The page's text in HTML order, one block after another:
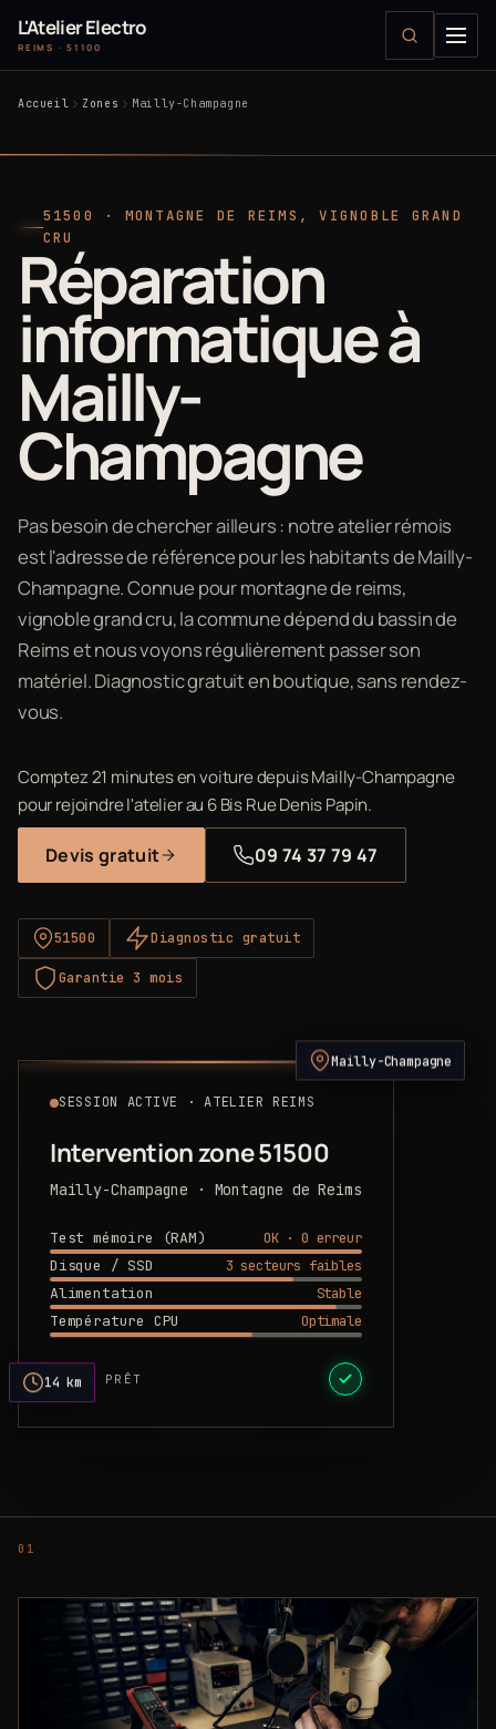
L'Atelier Electro
REIMS · 51100
Accueil Zones Mailly-Champagne
51500 · MONTAGNE DE REIMS, VIGNOBLE GRAND
CRU
Réparation
informatique à
Mailly-
Champagne
Pas besoin de chercher ailleurs : notre atelier rémois
est l'adresse de référence pour les habitants de Mailly-
Champagne. Connue pour montagne de reims,
vignoble grand cru, la commune dépend du bassin de
Reims et nous voyons régulièrement passer son
matériel. Diagnostic gratuit en boutique, sans rendez-
vous.
Comptez 21 minutes en voiture depuis Mailly-Champagne
pour rejoindre l'atelier au 6 Bis Rue Denis Papin.
Devis gratuit 09 74 37 79 47
51500 Diagnostic gratuit
Garantie 3 mois
SESSION ACTIVE · ATELIER REIMS
Intervention zone 51500
Mailly-Champagne · Montagne de Reims
Test mémoire (RAM)
OK · 0 erreur
Disque / SSD
3 secteurs faibles
Alimentation
Stable
Température CPU
Optimale
DEVIS PRÊT
Mailly-Champagne
14 km